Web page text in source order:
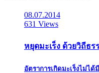
08.07.2014
631 Views
หยุดมะเร็ง ด้วยวิถีธร
อัตราการเกิดมะเร็งไม่ไ